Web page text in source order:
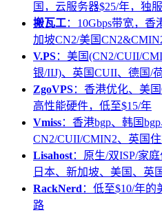
国，云服务器$25/年，独
搬瓦工：10Gbps带宽，
加坡CN2/美国
V.PS：美国(CN2/CUII/
银/IIJ)、英国CUII、德国/
ZgoVPS：香港优化、美
高性能硬件，低至$15/年
Vmiss：香港bgp、韩国
CN2/CUII/CMIN2、英国
Lisahost：原生/双ISP/家
日本、新加坡、美国、英
RackNerd ：低至$10/年的
路